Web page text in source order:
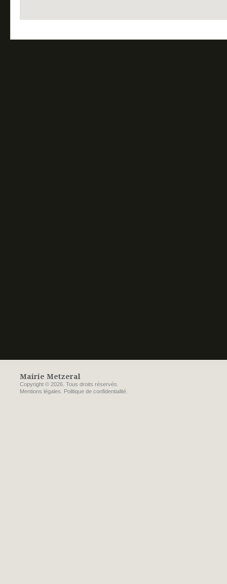
Mairie Metzeral
Copyright © 2026. Tous droits réservés.
Mentions légales
Politique de confidentialité.